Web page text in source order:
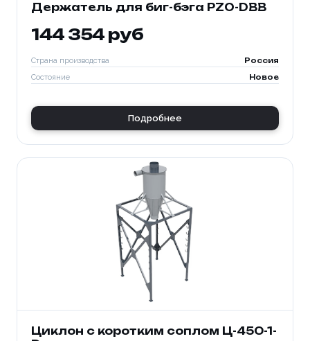
Держатель для биг-бэга PZO-DBB
144 354 руб
Страна производства Россия
Состояние Новое
Подробнее
Циклон с коротким соплом Ц-450-1-